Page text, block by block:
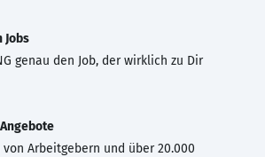
Jobs
genau den Job, der wirklich zu Dir
Arbeitgebern und über 20.000